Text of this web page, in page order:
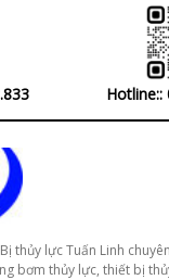
Hotline::
thủy lực Tuấn Linh
bơm thủy lực, thiết bị